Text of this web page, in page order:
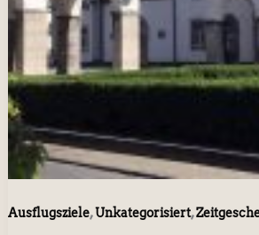
Ausflugsziele,Unkategorisiert,